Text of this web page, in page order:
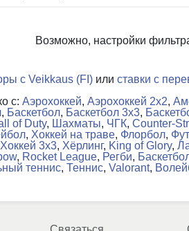
Возможно, настройки
с Veikkaus (FI) или ставки с
с: Аэрохоккей, Аэрохоккей 2x2,
, Баскетбол, Баскетбол 3x3,
of Duty, Шахматы, ЧГК, Counter-
, Хоккей на траве, Флорбол,
Хоккей 3x3, Хёрлинг, King of Glory,
, Rocket League, Регби,
теннис, Теннис, Valorant,